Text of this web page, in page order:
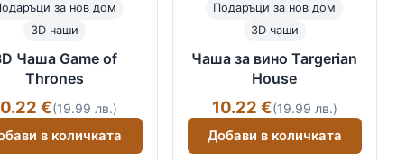
за нов дом
3D чаши
Чаша Game of
Thrones
€(19.99 лв.)
в количката
Подаръци за нов дом
3D чаши
Чаша за вино Targerian
House
10.22 €(19.99 лв.)
Добави в количката